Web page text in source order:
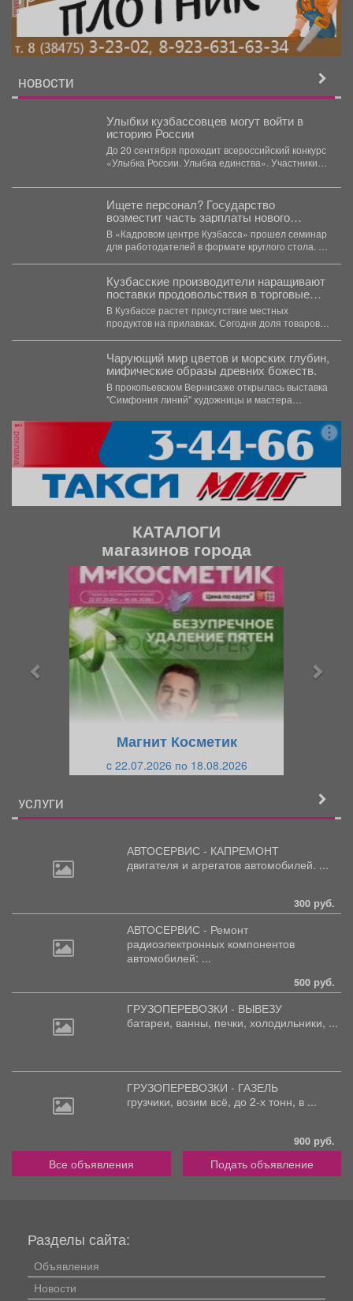
НОВОСТИ
Улыбки кузбассовцев могут войти в
историю России
До 20 сентября проходит всероссийский конкурс
«Улыбка России. Улыбка единства». Участники
Ищете персонал? Государство
возместит часть зарплаты нового
сотрудника.
В «Кадровом центре Кузбасса» прошел семинар
для работодателей в формате круглого стола. 🤝
Кузбасские производители наращивают
поставки продовольствия в торговые
сети региона
В Кузбассе растет присутствие местных
продуктов на прилавках. Сегодня доля товаров,
Чарующий мир цветов и морских глубин,
мифические образы древних божеств.
В прокопьевском Вернисаже открылась выставка
"Симфония линий" художницы и мастера
Калугиной. ...
реклама
КАТАЛОГИ
магазинов города
Магнит Косметик
c 22.07.2026 по 18.08.2026
УСЛУГИ
АВТОСЕРВИС - КАПРЕМОНТ
двигателя и агрегатов автомобилей. ...
300 руб.
АВТОСЕРВИС - Ремонт
радиоэлектронных компонентов
автомобилей: ...
500 руб.
ГРУЗОПЕРЕВОЗКИ - ВЫВЕЗУ
батареи, ванны, печки, холодильники, ...
ГРУЗОПЕРЕВОЗКИ - ГАЗЕЛЬ
грузчики, возим всё, до 2-х тонн, в ...
900 руб.
Все объявления Подать объявление
Разделы сайта:
Объявления
Новости